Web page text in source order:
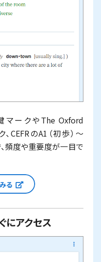
マークやThe Oxford
CEFRのA1（初歩）～
、頻度や重要度が一目で
る 新しいウィンドウで
にアクセス